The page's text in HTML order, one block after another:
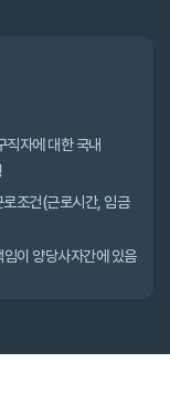
직자에 대한 국내
조건(근로시간, 임금
이 양당사자간에 있음